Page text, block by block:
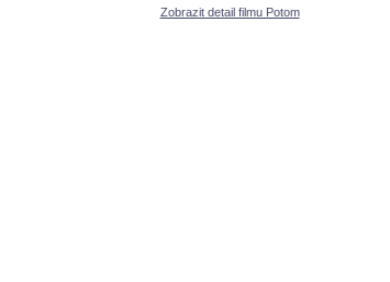
Zobrazit detail filmu Potom